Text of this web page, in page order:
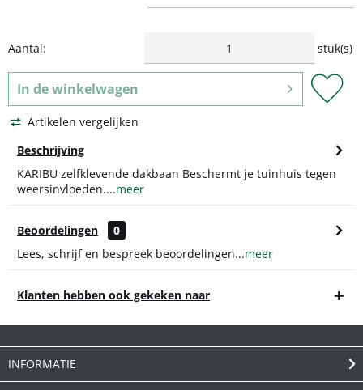
Aantal: stuk(s)
In dewinkelwagen
Artikelen vergelijken
Beschrijving
KARIBU zelfklevende dakbaan Beschermt je tuinhuis tegen
weersinvloeden....meer
Beoordelingen
0
Lees, schrijf en bespreek beoordelingen...meer
Klanten hebben ook gekeken naar
INFORMATIE